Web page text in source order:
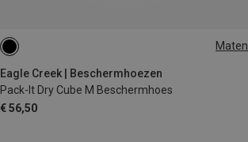
Maten
Eagle Creek | Beschermhoezen
Pack-It Dry Cube M Beschermhoes
€ 56,50
3L